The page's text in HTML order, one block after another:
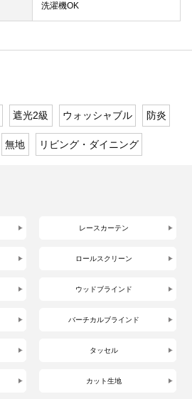
洗濯機OK
遮光2級 ウォッシャブル 防炎
無地 リビング・ダイニング
レースカーテン
ロールスクリーン
ウッドブラインド
バーチカルブラインド
タッセル
カット生地